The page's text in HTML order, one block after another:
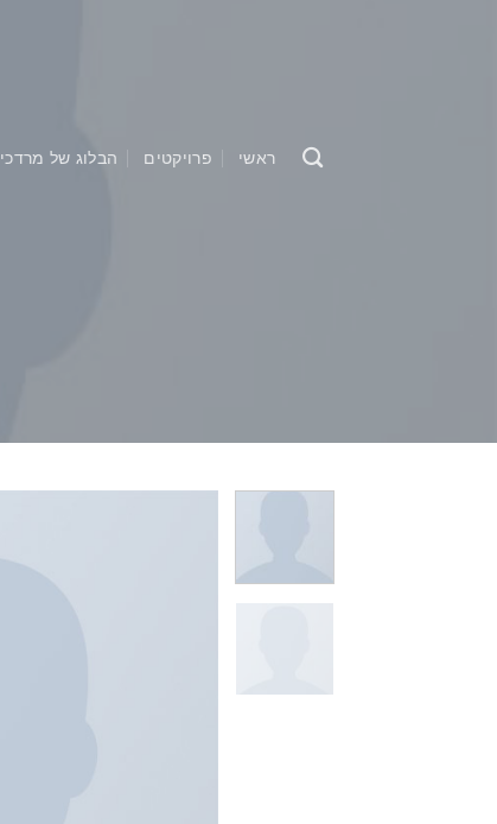
ראשי פרויקטים הבלוג של מרדכי